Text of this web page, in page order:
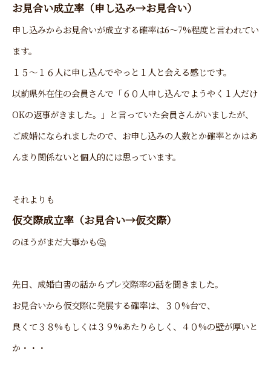
お見合い成立率（申し込み→お見合い）
申し込みからお見合いが成立する確率は6〜7%程度と言われてい
ます。
１５～１６人に申し込んでやっと１人と会える感じです。
以前県外在住の会員さんで「６０人申し込んでようやく１人だけ
OKの返事がきました。」と言っていた会員さんがいましたが、
ご成婚になられましたので、お申し込みの人数とか確率とかはあ
んまり関係ないと個人的には思っています。
それよりも
仮交際成立率（お見合い→仮交際）
のほうがまだ大事かも🤔
先日、成婚白書の話からプレ交際率の話を聞きました。
お見合いから仮交際に発展する確率は、３０%台で、
良くて３８%もしくは３９%あたりらしく、４０%の壁が厚いと
か・・・